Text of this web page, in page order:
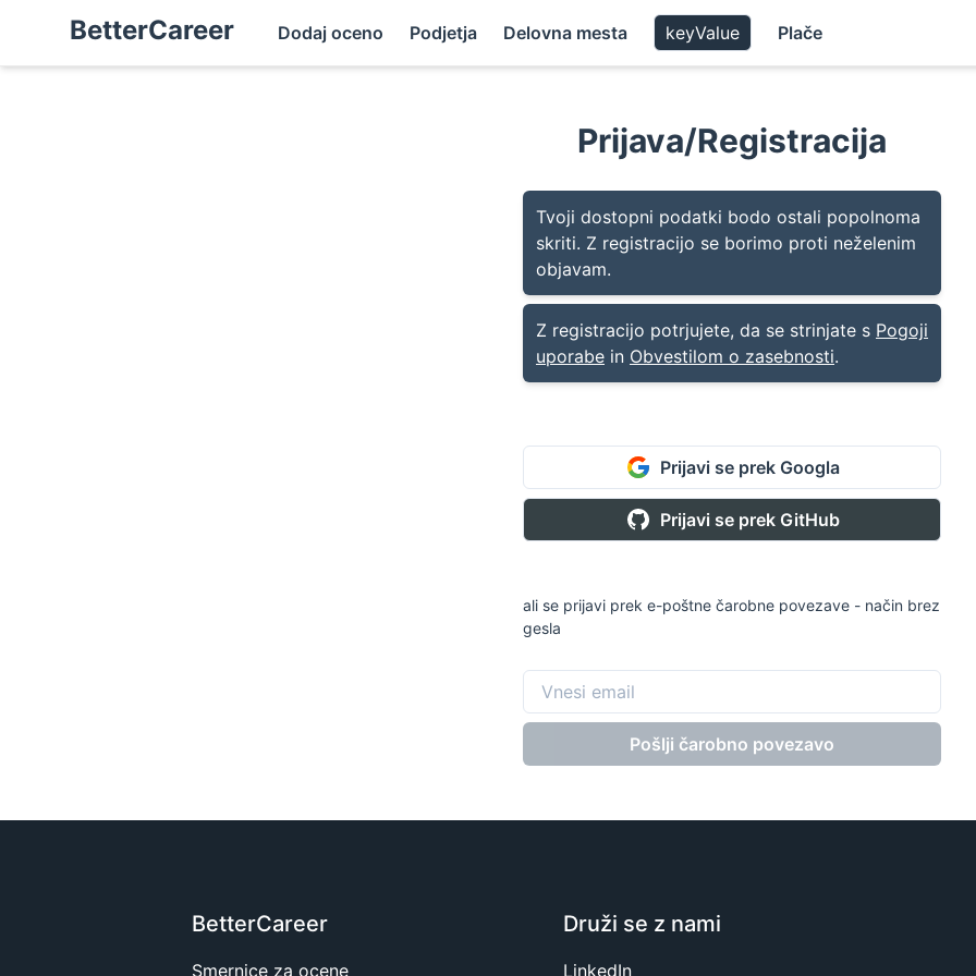
BetterCareer Dodaj oceno Podjetja Delovna mesta keyValue Plače
Prijava/Registracija
Tvoji dostopni podatki bodo ostali popolnoma
skriti. Z registracijo se borimo proti neželenim
objavam.
Z registracijo potrjujete, da se strinjate s Pogoji
uporabe in Obvestilom o zasebnosti.
Prijavi se prek Googla
Prijavi se prek GitHub
ali se prijavi prek e-poštne čarobne povezave - način brez
gesla
Pošlji čarobno povezavo
BetterCareer
Smernice za ocene
Druži se z nami
LinkedIn